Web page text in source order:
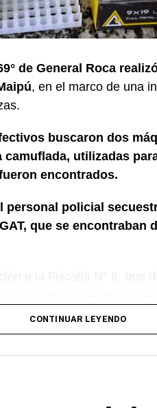
de General Roca
, en el marco de una
buscaron dos
utilizadas
encontrados.
personal policial
que se encontraban
CONTINUAR LEYENDO